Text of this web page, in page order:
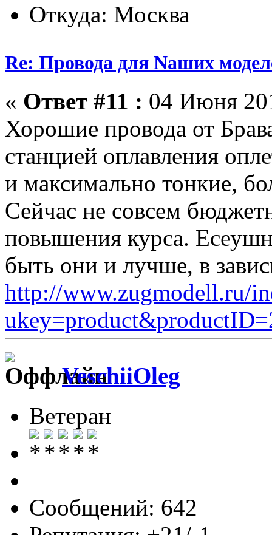
Откуда: Москва
Re: Провода для Nаших
« Ответ #11 : 04 Июня
Хорошие провода от
станцией оплавления
и максимально тонкие,
Сейчас не совсем
повышения курса.
быть они и лучше, в
http://www.zugmodell.ru/
VeschiiOleg
Ветеран
Сообщений: 642